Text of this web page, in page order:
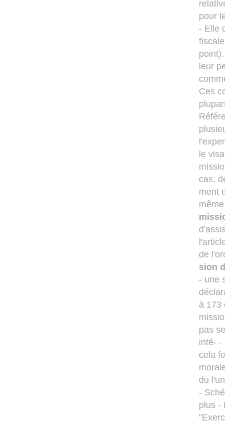
pour
- Elle
point).
leur
Ces
le
cas,
ment
de
sion
- une
à 173
pas
inté- -
cela
du
-
plus -